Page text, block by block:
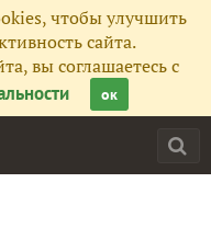
чтобы улучшить
сайта.
вы соглашаетесь с
ок